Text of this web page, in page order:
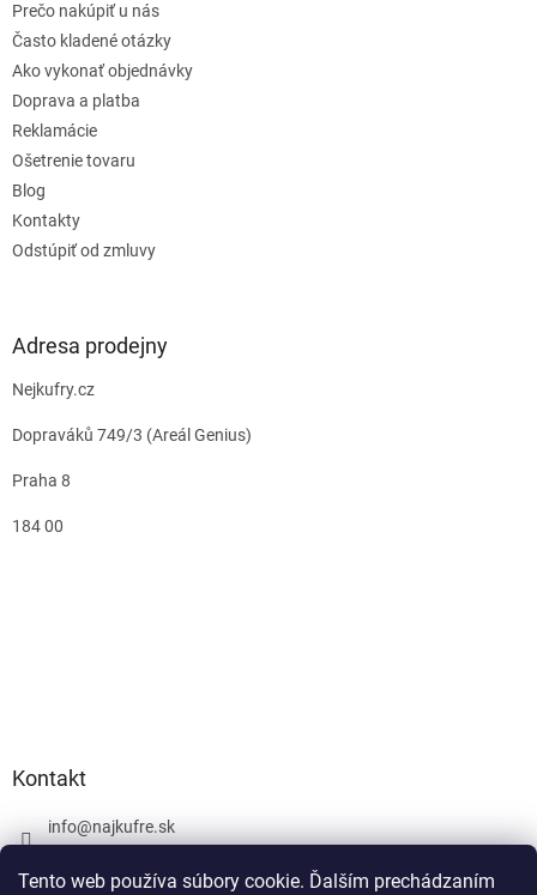
Tento web používa súbory cookie. Ďalším prechádzaním
Prečo nakúpiť u nás
Často kladené otázky
Ako vykonať objednávky
Doprava a platba
Reklamácie
Ošetrenie tovaru
Blog
Kontakty
Odstúpiť od zmluvy
Adresa prodejny
Nejkufry.cz
Dopraváků 749/3 (Areál Genius)
Praha 8
184 00
Kontakt
info@najkufre.sk